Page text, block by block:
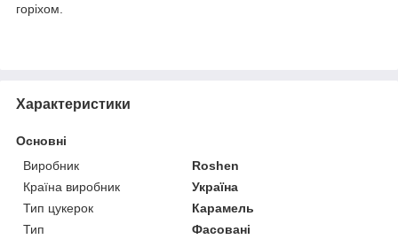
горіхом.
Характеристики
Основні
Виробник
Roshen
Країна виробник
Україна
Тип цукерок
Карамель
Тип
Фасовані